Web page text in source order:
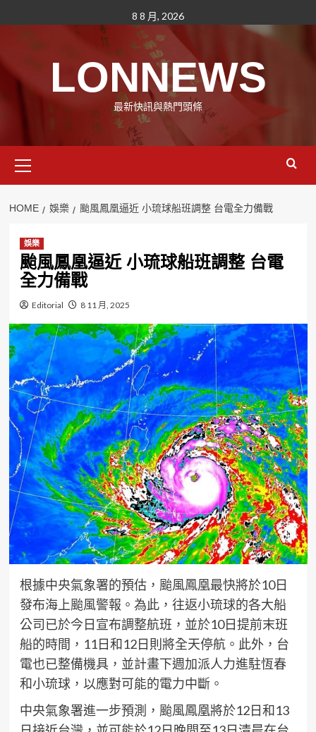
to
8 8 月, 2026
LONNEWS
最新快訊與熱門頭條
Menu
HOME 娛樂 颱風鳳凰逼近 小琉球船班調整 台電全力備戰
娛樂
颱風鳳凰逼近 小琉球船班調整 台電
全力備戰
Editorial 8 11 月, 2025
根據中央氣象署的預估，颱風鳳凰最快將於10日
發布海上颱風警報。為此，往返小琉球的各大船
公司已於今日宣布調整航班，並於10日提前末班
船的時間，11日和12日則將全天停航。此外，台
電也已整備機具，並計畫下週加派人力進駐恆春
和小琉球，以應對可能的電力中斷。
中央氣象署進一步預測，颱風鳳凰將於12日和13